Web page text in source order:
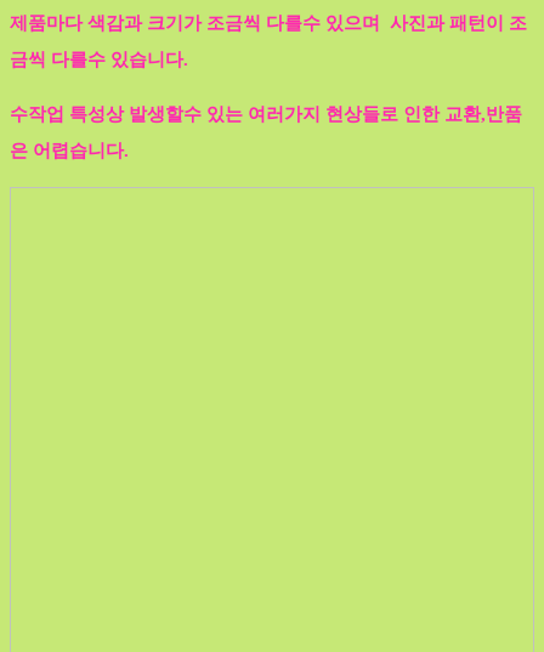
제품마다 색감과 크기가 조금씩 다를수 있으며 사진과 패턴이 조
금씩 다를수 있습니다.
수작업 특성상 발생할수 있는 여러가지 현상들로 인한 교환,반품
은 어렵습니다.